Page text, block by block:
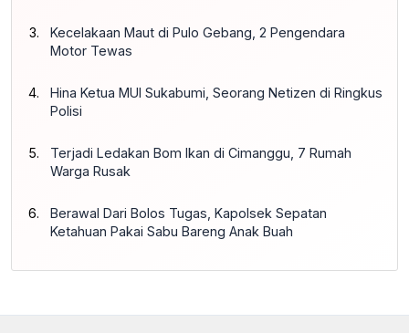
Kecelakaan Maut di Pulo Gebang, 2 Pengendara
Motor Tewas
Hina Ketua MUI Sukabumi, Seorang Netizen di Ringkus
Polisi
Terjadi Ledakan Bom Ikan di Cimanggu, 7 Rumah
Warga Rusak
Berawal Dari Bolos Tugas, Kapolsek Sepatan
Ketahuan Pakai Sabu Bareng Anak Buah